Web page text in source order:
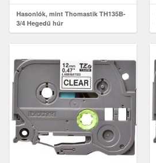
Hasonlók, mint Thomastik TH135B-
3/4 Hegedű húr